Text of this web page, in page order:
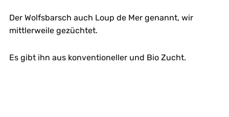
Der Wolfsbarsch auch Loup de Mer genannt, wir
mittlerweile gezüchtet.
Es gibt ihn aus konventioneller und Bio Zucht.